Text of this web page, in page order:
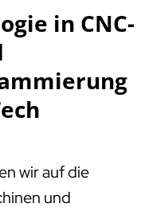
in CNC-
wir auf die
und